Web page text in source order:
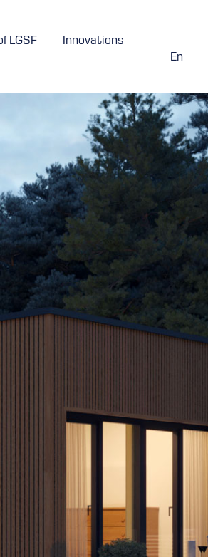
LGSF Innovations
En